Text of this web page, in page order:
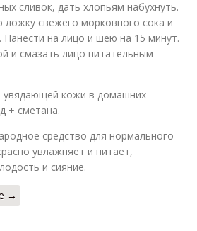
сливок, дать хлопьям набухнуть.
свежего морковного сока и
на лицо и шею на 15 минут.
и смазать лицо питательным
увядающей кожи в домашних
+ сметана.
средство для нормального
увлажняет и питает,
и сияние.
→